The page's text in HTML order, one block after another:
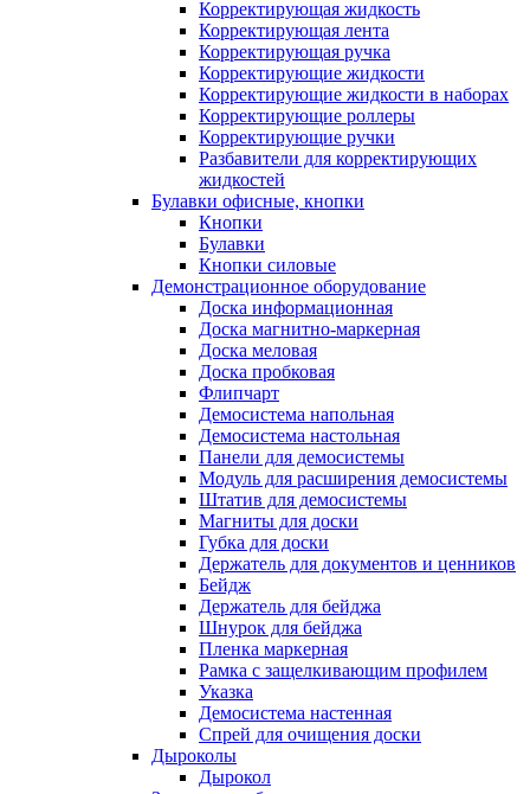
Корректирующая жидкость
Корректирующая лента
Корректирующая ручка
Корректирующие жидкости
Корректирующие жидкости в наборах
Корректирующие роллеры
Корректирующие ручки
Разбавители для корректирующих
жидкостей
Булавки офисные, кнопки
Кнопки
Булавки
Кнопки силовые
Демонстрационное оборудование
Доска информационная
Доска магнитно-маркерная
Доска меловая
Доска пробковая
Флипчарт
Демосистема напольная
Демосистема настольная
Панели для демосистемы
Модуль для расширения демосистемы
Штатив для демосистемы
Магниты для доски
Губка для доски
Держатель для документов и ценников
Бейдж
Держатель для бейджа
Шнурок для бейджа
Пленка маркерная
Рамка с защелкивающим профилем
Указка
Демосистема настенная
Спрей для очищения доски
Дыроколы
Дырокол